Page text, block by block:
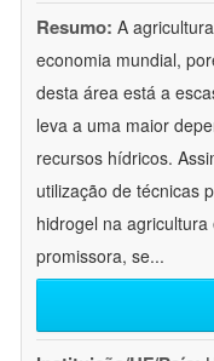
Resumo: A
economia mundial,
desta área está a
leva a uma maior
recursos hídricos.
utilização de técnicas
hidrogel na
promissora, se...